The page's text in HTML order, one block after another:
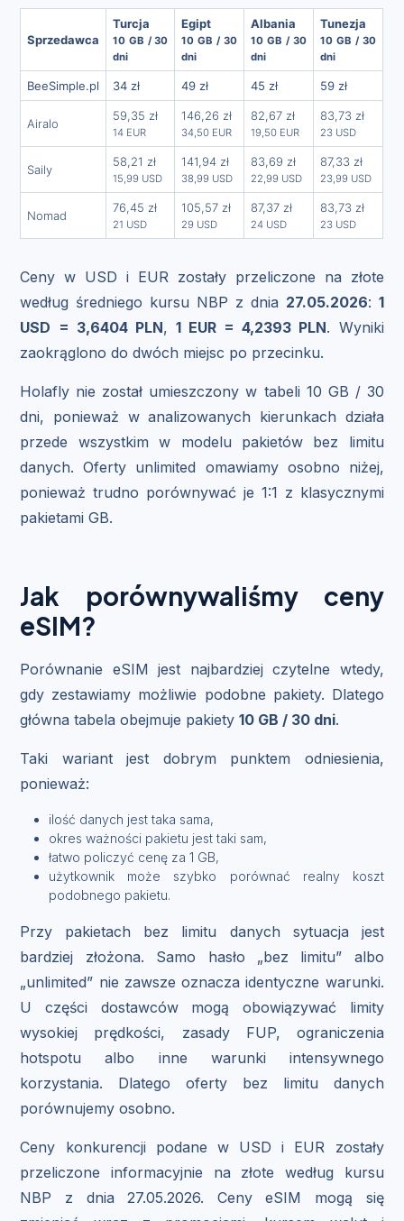
Sprzedawca
Turcja
10 GB / 30
dni
Egipt
10 GB / 30
dni
Albania
10 GB / 30
dni
Tunezja
10 GB / 30
dni
BeeSimple.pl 34 zł 49 zł 45 zł 59 zł
Airalo
59,35 zł
14 EUR
146,26 zł
34,50 EUR
82,67 zł
19,50 EUR
83,73 zł
23 USD
Saily
58,21 zł
15,99 USD
141,94 zł
38,99 USD
83,69 zł
22,99 USD
87,33 zł
23,99 USD
Nomad
76,45 zł
21 USD
105,57 zł
29 USD
87,37 zł
24 USD
83,73 zł
23 USD
Ceny w USD i EUR zostały przeliczone na złote
według średniego kursu NBP z dnia 27.05.2026: 1
USD = 3,6404 PLN, 1 EUR = 4,2393 PLN. Wyniki
zaokrąglono do dwóch miejsc po przecinku.
Holafly nie został umieszczony w tabeli 10 GB / 30
dni, ponieważ w analizowanych kierunkach działa
przede wszystkim w modelu pakietów bez limitu
danych. Oferty unlimited omawiamy osobno niżej,
ponieważ trudno porównywać je 1:1 z klasycznymi
pakietami GB.
Jak porównywaliśmy ceny
eSIM?
Porównanie eSIM jest najbardziej czytelne wtedy,
gdy zestawiamy możliwie podobne pakiety. Dlatego
główna tabela obejmuje pakiety10 GB / 30 dni.
Taki wariant jest dobrym punktem odniesienia,
ponieważ:
ilość danych jest taka sama,
okres ważności pakietu jest taki sam,
łatwo policzyć cenę za 1 GB,
użytkownik może szybko porównać realny koszt
podobnego pakietu.
Przy pakietach bez limitu danych sytuacja jest
bardziej złożona. Samo hasło „bez limitu” albo
„unlimited” nie zawsze oznacza identyczne warunki.
U części dostawców mogą obowiązywać limity
wysokiej prędkości, zasady FUP, ograniczenia
hotspotu albo inne warunki intensywnego
korzystania. Dlatego oferty bez limitu danych
porównujemy osobno.
Ceny konkurencji podane w USD i EUR zostały
przeliczone informacyjnie na złote według kursu
NBP z dnia 27.05.2026. Ceny eSIM mogą się